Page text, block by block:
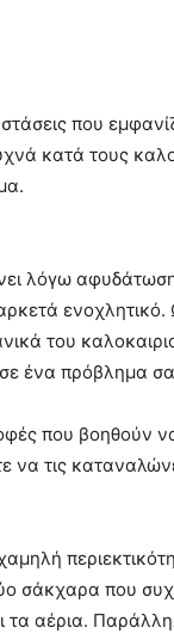
που
κατά τους
λόγω
του
ένα πρόβλημα
που βοηθούν
να τις
σάκχαρα που
τα αέρια.